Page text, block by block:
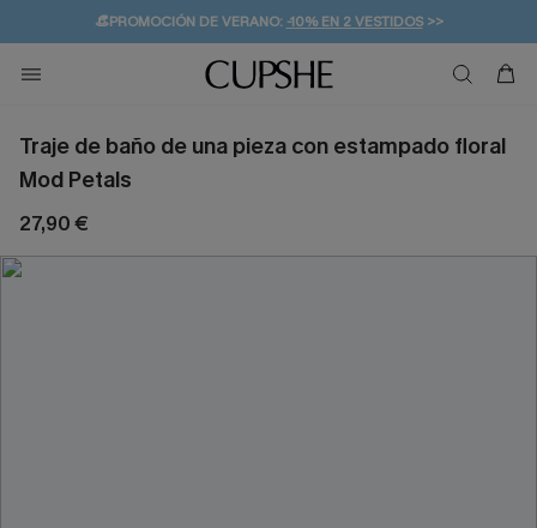
👒PROMOCIÓN DE VERANO:-10% EN 2 VESTIDOS>>
💌¡SUSCRIBIRSE & GANAR -10% EXTRA!
🚚ENVÍO GRATUITO A PARTIR DE 49 € >>
Traje de baño de una pieza con estampado floral
Mod Petals
27,90 €